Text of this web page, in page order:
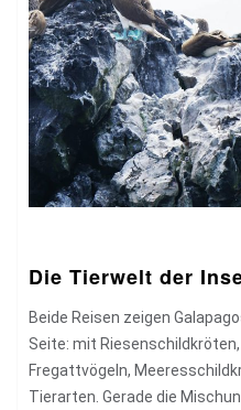
Die Tierwelt der
Beide Reisen zeigen
Seite: mit
Fregattvögeln,
Tierarten. Gerade die